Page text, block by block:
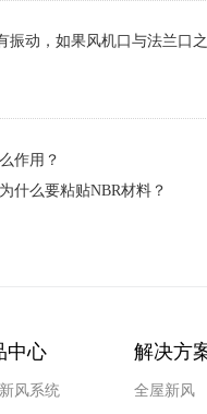
振动，如果风机口与法兰口
作用？
什么要粘贴NBR材料？
中心
风系统
解决方
全屋新风